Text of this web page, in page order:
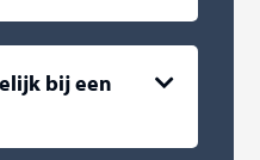
bij een